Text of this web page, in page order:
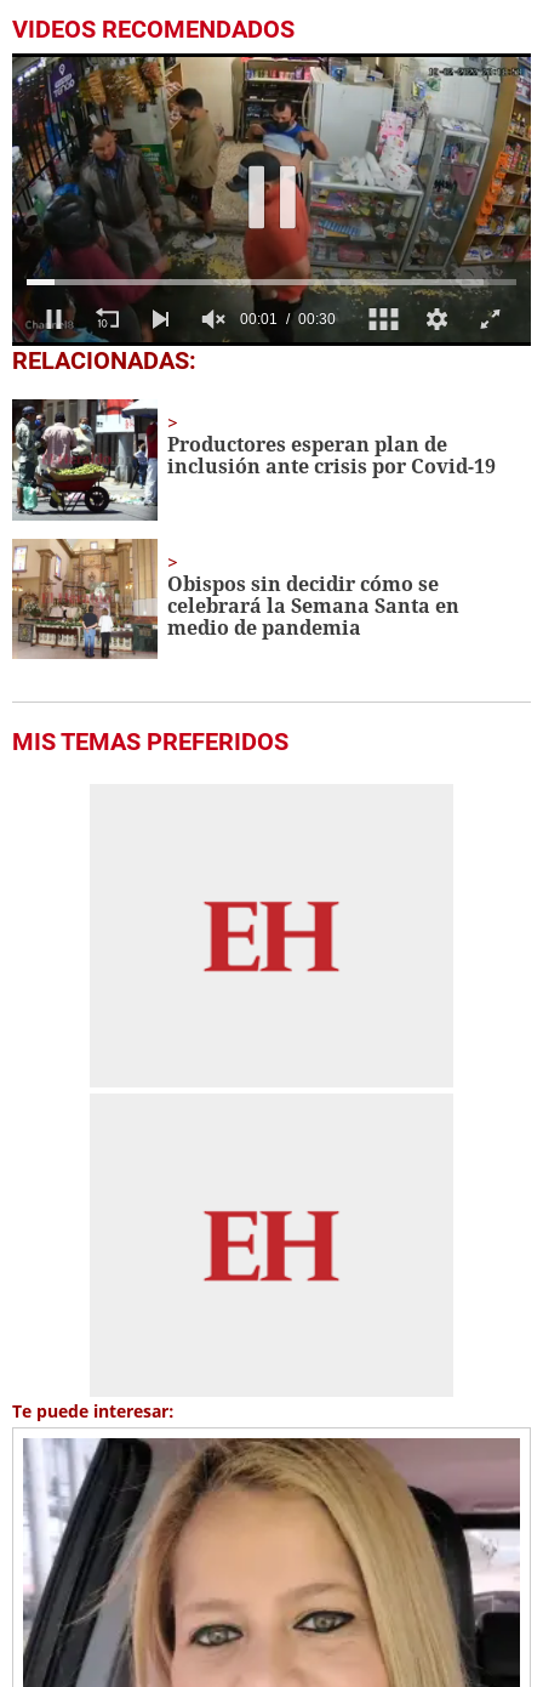
VIDEOS RECOMENDADOS
0
seconds
30
seconds
RELACIONADAS:
Productores esperan plan de
inclusión ante crisis por Covid-19
Obispos sin decidir cómo se
celebrará la Semana Santa en
medio de pandemia
MIS TEMAS PREFERIDOS
Te puede interesar: